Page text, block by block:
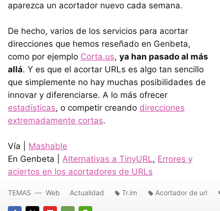
aparezca un acortador nuevo cada semana.
De hecho, varios de los servicios para acortar
direcciones que hemos reseñado en Genbeta,
como por ejemplo Corta.us, ya han pasado al más
allá. Y es que el acortar URLs es algo tan sencillo
que simplemente no hay muchas posibilidades de
innovar y diferenciarse. A lo más ofrecer
estadísticas, o competir creando direcciones
extremadamente cortas.
Vía | Mashable
En Genbeta | Alternativas a TinyURL, Errores y
aciertos en los acortadores de URLs
TEMAS Web Actualidad Tr.im Acortador de url